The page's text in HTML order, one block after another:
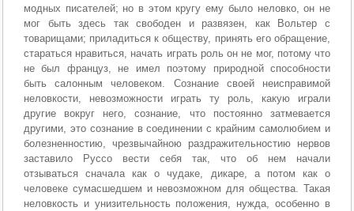
модных писателей; но в этом кругу ему было неловко, он не
мог быть здесь так свободен и развязен, как Вольтер с
товарищами; приладиться к обществу, принять его обращение,
стараться нравиться, начать играть роль он не мог, потому что
не был француз, не имел поэтому природной способности
быть салонным человеком. Сознание своей неисправимой
неловкости, невозможности играть ту роль, какую играли
другие вокруг него, сознание, что постоянно затмевается
другими, это сознание в соединении с крайним самолюбием и
болезненностию, чрезвычайною раздражительностию нервов
заставило Руссо вести себя так, что об нем начали
отзываться сначала как о чудаке, дикаре, а потом как о
человеке сумасшедшем и невозможном для общества. Такая
неловкость и унизительность положения, нужда, особенно в